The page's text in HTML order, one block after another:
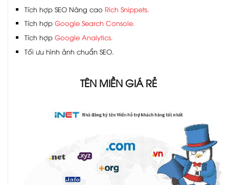
Tích hợp SEO Nâng cao Rich Snippets.
Tích hợp Google Search Console.
Tích hợp Google Analytics.
Tối ưu hình ảnh chuẩn SEO.
TÊN MIỀN GIÁ RẺ